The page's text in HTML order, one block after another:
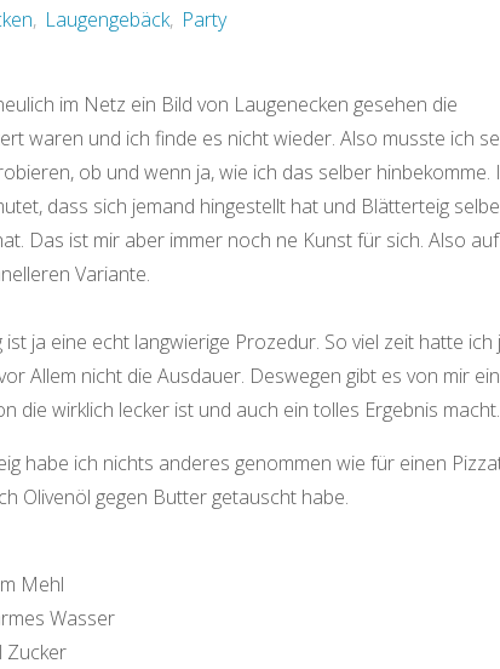
, Laugengebäck, Party
im Netz ein Bild von Laugenecken gesehen die
waren und ich finde es nicht wieder. Also musste ich
ob und wenn ja, wie ich das selber hinbekomme.
dass sich jemand hingestellt hat und Blätterteig
Das ist mir aber immer noch ne Kunst für sich. Also
Variante.
ist ja eine echt langwierige Prozedur. So viel zeit hatte ich
Allem nicht die Ausdauer. Deswegen gibt es von mir
die wirklich lecker ist und auch ein tolles Ergebnis macht.
habe ich nichts anderes genommen wie für einen
Olivenöl gegen Butter getauscht habe.
Mehl
Wasser
Zucker